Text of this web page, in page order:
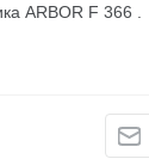
ARBOR F 366 .